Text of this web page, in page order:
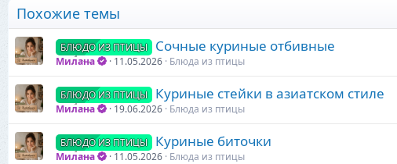
Похожие темы
БЛЮДО ИЗ ПТИЦЫ Сочные куриные отбивные
Милана 11.05.2026 Блюда из птицы
БЛЮДО ИЗ ПТИЦЫ Куриные стейки в азиатском стиле
Милана 19.06.2026 Блюда из птицы
БЛЮДО ИЗ ПТИЦЫ Куриные биточки
Милана 11.05.2026 Блюда из птицы